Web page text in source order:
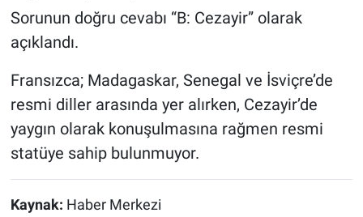
Sorunun doğru cevabı “B: Cezayir” olarak
açıklandı.
Fransızca; Madagaskar, Senegal ve İsviçre’de
resmi diller arasında yer alırken, Cezayir’de
yaygın olarak konuşulmasına rağmen resmi
statüye sahip bulunmuyor.
Kaynak: Haber Merkezi